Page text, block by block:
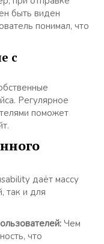
быть виден
понимал, что
с
Регулярное
поможет
даёт массу
так и для
Чем
что